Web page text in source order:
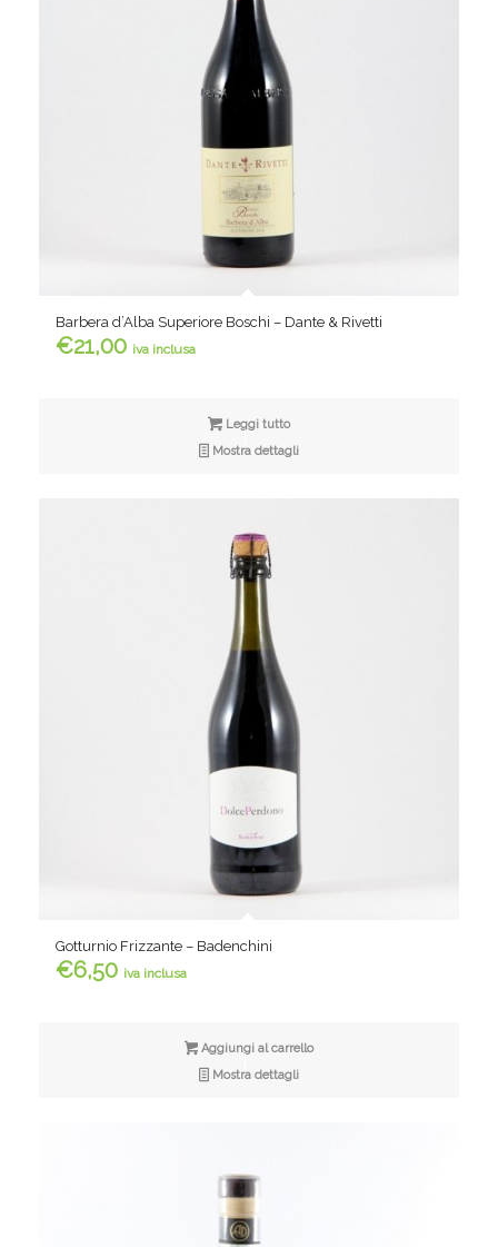
Barbera d’Alba Superiore Boschi – Dante & Rivetti
€21,00 iva inclusa
Leggi tutto
Mostra dettagli
Gotturnio Frizzante – Badenchini
€6,50 iva inclusa
Aggiungi al carrello
Mostra dettagli